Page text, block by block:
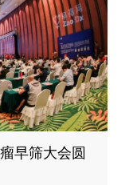
早筛大会圆